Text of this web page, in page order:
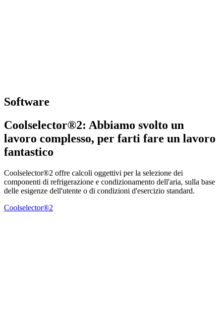
Software
Coolselector®2: Abbiamo svolto un
lavoro complesso, per farti fare un lavoro
fantastico
Coolselector®2 offre calcoli oggettivi per la selezione dei
componenti di refrigerazione e condizionamento dell'aria, sulla base
delle esigenze dell'utente o di condizioni d'esercizio standard.
Coolselector®2